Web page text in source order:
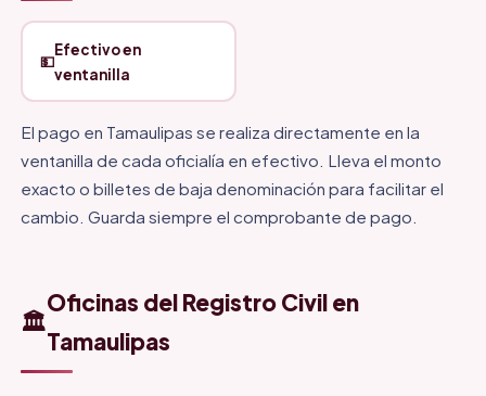
💵
Efectivo en
ventanilla
El pago en Tamaulipas se realiza directamente en la
ventanilla de cada oficialía en efectivo. Lleva el monto
exacto o billetes de baja denominación para facilitar el
cambio. Guarda siempre el comprobante de pago.
🏛️
Oficinas del Registro Civil en
Tamaulipas